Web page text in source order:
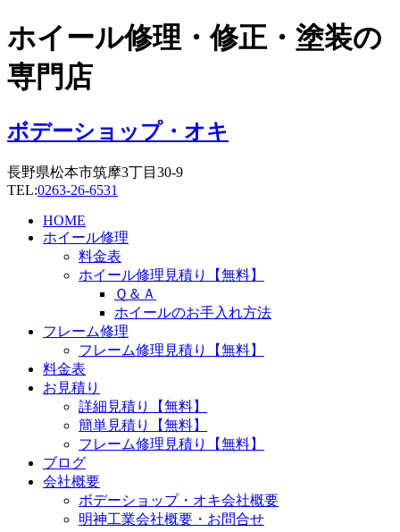
コ
ン
テ
ン
に
ス
ッ
プ
ホイール修理・修正・塗装の
専門店
ボデーショップ・オキ
長野県松本市筑摩3丁目30-9
TEL:0263-26-6531
HOME
ホイール修理
料金表
ホイール修理見積り【無料】
Ｑ＆Ａ
ホイールのお手入れ方法
フレーム修理
フレーム修理見積り【無料】
料金表
お見積り
詳細見積り【無料】
簡単見積り【無料】
フレーム修理見積り【無料】
ブログ
会社概要
ボデーショップ・オキ会社概要
明神工業会社概要・お問合せ